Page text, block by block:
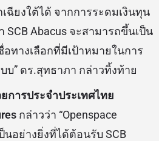
ฉียงใต้ได้ จากการระดมเงินทุน
SCB Abacus จะสามารถขึ้นเป็น
ทางเลือกที่มีเป้าหมายในการ
” ดร.สุทธาภา กล่าวทิ้งท้าย
ารประจำประเทศไทย
กล่าวว่า “Openspace
นอย่างยิ่งที่ได้ต้อนรับ SCB